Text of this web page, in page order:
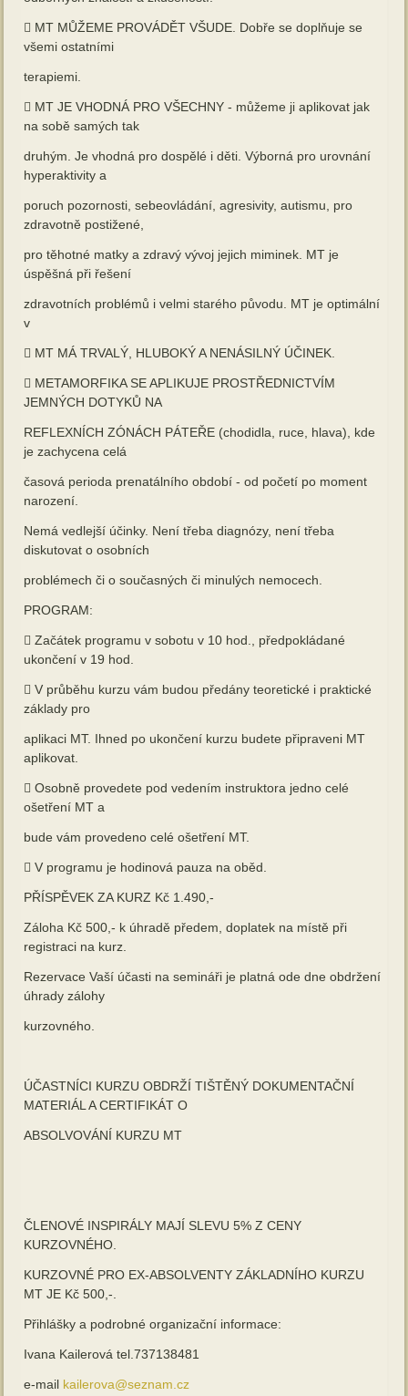
 MT MŮŽEME PROVÁDĚT VŠUDE. Dobře se doplňuje se
všemi ostatními
terapiemi.
 MT JE VHODNÁ PRO VŠECHNY - můžeme ji aplikovat jak
na sobě samých tak
druhým. Je vhodná pro dospělé i děti. Výborná pro urovnání
hyperaktivity a
poruch pozornosti, sebeovládání, agresivity, autismu, pro
zdravotně postižené,
pro těhotné matky a zdravý vývoj jejich miminek. MT je
úspěšná při řešení
zdravotních problémů i velmi starého původu. MT je optimální
v
 MT MÁ TRVALÝ, HLUBOKÝ A NENÁSILNÝ ÚČINEK.
 METAMORFIKA SE APLIKUJE PROSTŘEDNICTVÍM
JEMNÝCH DOTYKŮ NA
REFLEXNÍCH ZÓNÁCH PÁTEŘE (chodidla, ruce, hlava), kde
je zachycena celá
časová perioda prenatálního období - od početí po moment
narození.
Nemá vedlejší účinky. Není třeba diagnózy, není třeba
diskutovat o osobních
problémech či o současných či minulých nemocech.
PROGRAM:
 Začátek programu v sobotu v 10 hod., předpokládané
ukončení v 19 hod.
 V průběhu kurzu vám budou předány teoretické i praktické
základy pro
aplikaci MT. Ihned po ukončení kurzu budete připraveni MT
aplikovat.
 Osobně provedete pod vedením instruktora jedno celé
ošetření MT a
bude vám provedeno celé ošetření MT.
 V programu je hodinová pauza na oběd.
PŘÍSPĚVEK ZA KURZ Kč 1.490,-
Záloha Kč 500,- k úhradě předem, doplatek na místě při
registraci na kurz.
Rezervace Vaší účasti na semináři je platná ode dne obdržení
úhrady zálohy
kurzovného.
ÚČASTNÍCI KURZU OBDRŽÍ TIŠTĚNÝ DOKUMENTAČNÍ
MATERIÁL A CERTIFIKÁT O
ABSOLVOVÁNÍ KURZU MT
ČLENOVÉ INSPIRÁLY MAJÍ SLEVU 5% Z CENY
KURZOVNÉHO.
KURZOVNÉ PRO EX-ABSOLVENTY ZÁKLADNÍHO KURZU
MT JE Kč 500,-.
Přihlášky a podrobné organizační informace:
Ivana Kailerová tel.737138481
e-mail kailerova@seznam.cz